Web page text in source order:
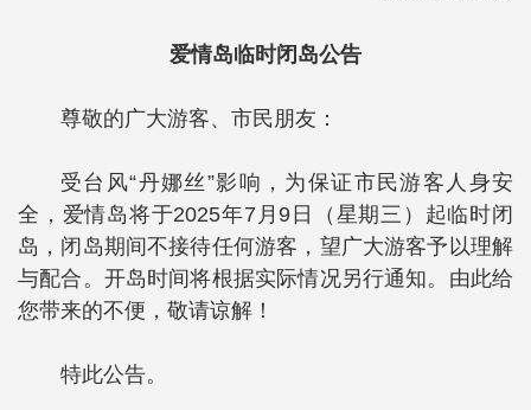
爱情岛临时闭岛公告
尊敬的广大游客、市民朋友：
受台风“丹娜丝”影响，为保证市民游客人身安
全，爱情岛将于2025年7月9日（星期三）起临时闭
岛，闭岛期间不接待任何游客，望广大游客予以理解
与配合。开岛时间将根据实际情况另行通知。由此给
您带来的不便，敬请谅解！
特此公告。